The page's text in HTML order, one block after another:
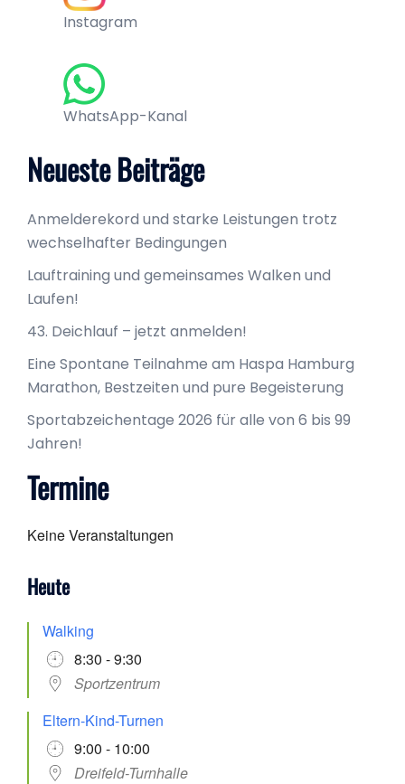
Instagram
WhatsApp-Kanal
Neueste Beiträge
Anmelderekord und starke Leistungen trotz
wechselhafter Bedingungen
Lauftraining und gemeinsames Walken und
Laufen!
43. Deichlauf – jetzt anmelden!
Eine Spontane Teilnahme am Haspa Hamburg
Marathon, Bestzeiten und pure Begeisterung
Sportabzeichentage 2026 für alle von 6 bis 99
Jahren!
Termine
Keine Veranstaltungen
Heute
Walking
8:30 - 9:30
Sportzentrum
Eltern-Kind-Turnen
9:00 - 10:00
Dreifeld-Turnhalle